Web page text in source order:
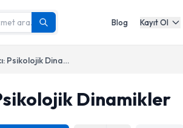
Blog Kayıt Ol
İyi Düşünürsem Kötü Olur İnancı: Psikolojik Dinamikler
Dinamikler